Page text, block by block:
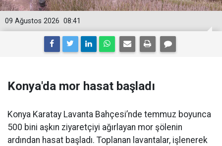
08:41
09 Ağustos 2026
Konya'da mor hasat başladı
Konya Karatay Lavanta Bahçesi’nde temmuz boyunca
500 bini aşkın ziyaretçiyi ağırlayan mor şölenin
ardından hasat başladı. Toplanan lavantalar, işlenerek